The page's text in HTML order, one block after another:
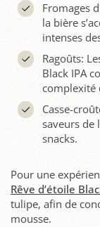
Fromages
la bière
intenses
Ragoûts:
Black IPA
complexité
Casse-
saveurs de
snacks.
Pour une
Rêve d’étoile
tulipe, afin de
mousse.